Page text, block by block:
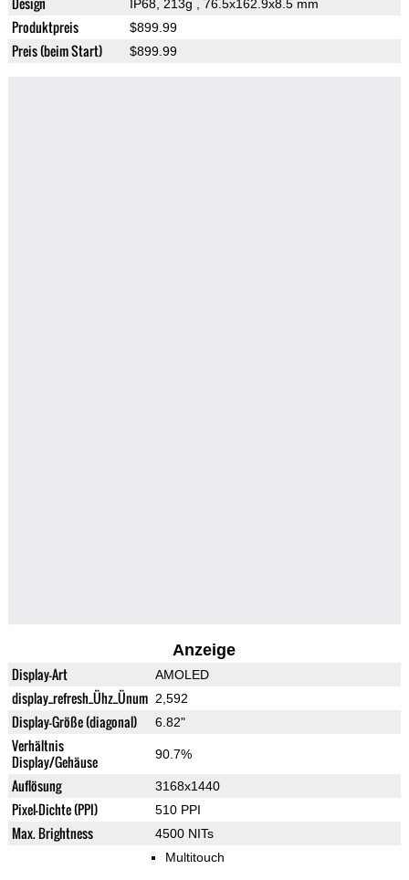
IP68, 213g , 76.5x162.9x8.5 mm
Produktpreis $899.99
Preis (beim Start) $899.99
Anzeige
Display-Art AMOLED
display_refresh_Ühz_Ünum 2,592
Display-Größe (diagonal) 6.82"
Verhältnis
Display/Gehäuse
90.7%
Auflösung 3168x1440
Pixel-Dichte (PPI) 510 PPI
Max. Brightness
4500 NITs
Multitouch